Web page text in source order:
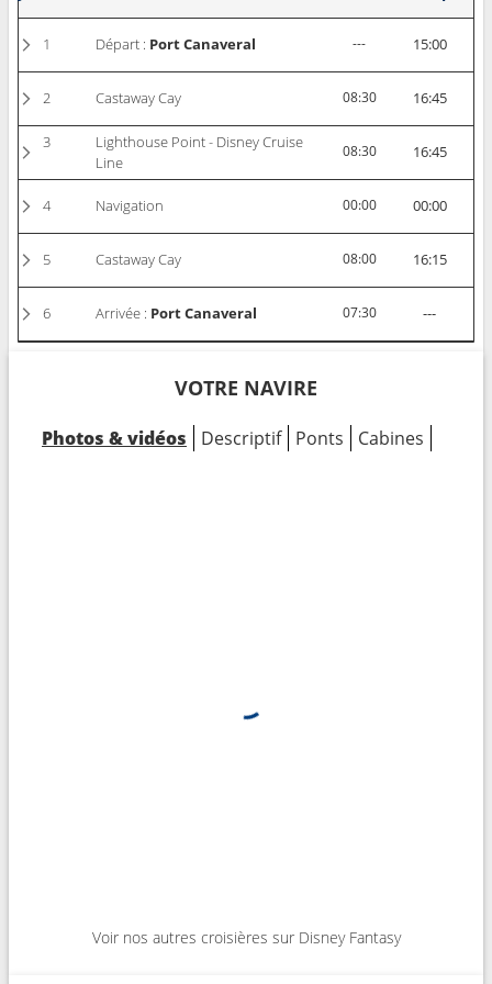
1 Départ : Port Canaveral --- 15:00
2 Castaway Cay 08:30 16:45
3
Lighthouse Point - Disney Cruise
Line
08:30 16:45
4 Navigation 00:00 00:00
5 Castaway Cay 08:00 16:15
6 Arrivée : Port Canaveral 07:30 ---
VOTRE NAVIRE
Photos & vidéos Descriptif Ponts Cabines
Voir nos autres croisières sur Disney Fantasy